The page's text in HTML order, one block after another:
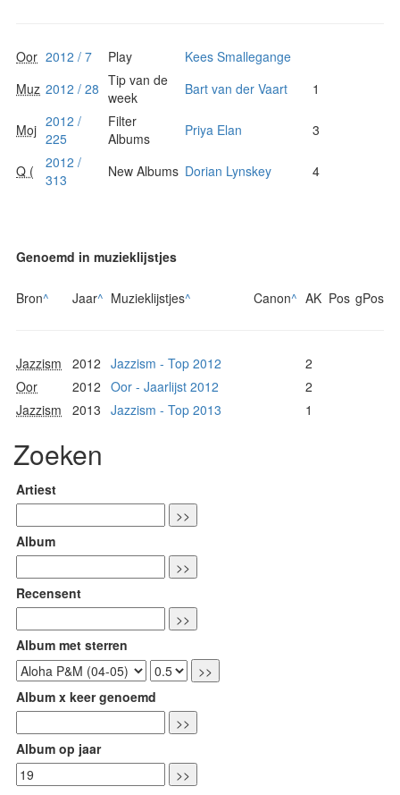
Oor 2012 / 7 Play
Kees Smallegange
Muz 2012 / 28 Tip van de
week
Bart van der Vaart 1
Moj 2012 /
225
Filter
Albums
Priya Elan 3
Q (
2012 /
313
New Albums Dorian Lynskey 4
Genoemd in muzieklijstjes
Bron^ Jaar^ Muzieklijstjes^ Canon^ AK Pos gPos
Jazzism 2012 Jazzism - Top 2012
2
Oor
2012 Oor - Jaarlijst 2012
2
Jazzism
2013 Jazzism - Top 2013 1
Zoeken
Artiest
Album
Recensent
Album met sterren
Album x keer genoemd
Album op jaar